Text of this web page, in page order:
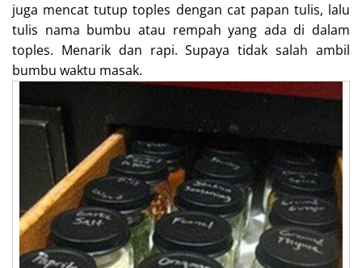
juga mencat tutup toples dengan cat papan tulis, lalu
tulis nama bumbu atau rempah yang ada di dalam
toples. Menarik dan rapi. Supaya tidak salah ambil
bumbu waktu masak.